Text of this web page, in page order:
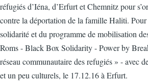
réfugiés d’Iéna, d’Erfurt et Chemnitz pour
contre la déportation de la famille Haliti.
solidarité et du programme de mobilisation
Roms - Black Box Solidarity - Power by
réseau communautaire des refugiés » - avec
et un peu culturels, le 17.12.16 à Erfurt.